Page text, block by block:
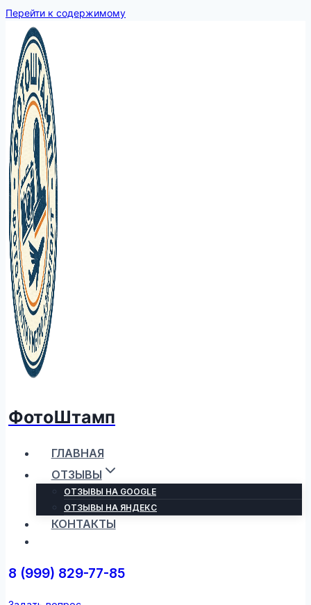
Перейти к содержимому
ФотоШтамп
ГЛАВНАЯ
ОТЗЫВЫ
ОТЗЫВЫ НА GOOGLE
ОТЗЫВЫ НА ЯНДЕКС
КОНТАКТЫ
8 (999) 829-77-85